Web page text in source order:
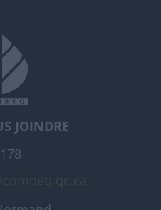
JOINDRE